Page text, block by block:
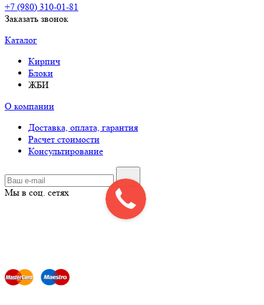
+7 (980) 310-01-81
Заказать звонок
Каталог
Кирпич
Блоки
ЖБИ
О компании
Доставка, оплата, гарантия
Расчет стоимости
Консультирование
Мы в соц. сетях